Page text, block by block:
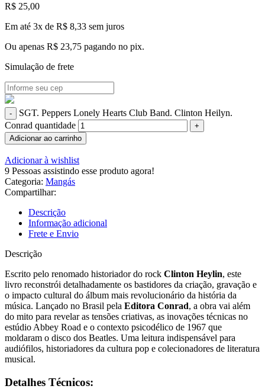
R$ 25,00
Em até 3x de R$ 8,33 sem juros
Ou apenas R$ 23,75 pagando no pix.
Simulação de frete
SGT. Peppers Lonely Hearts Club Band. Clinton Heilyn.
Conrad quantidade
Adicionar ao carrinho
Adicionar à wishlist
9 Pessoas assistindo esse produto agora!
Categoria: Mangás
Compartilhar:
Descrição
Informação adicional
Frete e Envio
Descrição
Escrito pelo renomado historiador do rock Clinton Heylin, este
livro reconstrói detalhadamente os bastidores da criação, gravação e
o impacto cultural do álbum mais revolucionário da história da
música. Lançado no Brasil pela Editora Conrad, a obra vai além
do mito para revelar as tensões criativas, as inovações técnicas no
estúdio Abbey Road e o contexto psicodélico de 1967 que
moldaram o disco dos Beatles. Uma leitura indispensável para
audiófilos, historiadores da cultura pop e colecionadores de literatura
musical.
Detalhes Técnicos: